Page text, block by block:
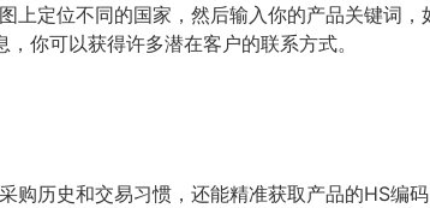
上定位不同的国家，然后输入你的产品关键词，
你可以获得许多潜在客户的联系方式。
购历史和交易习惯，还能精准获取产品的HS编